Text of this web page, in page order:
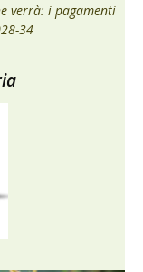
verrà: i pagamenti
34